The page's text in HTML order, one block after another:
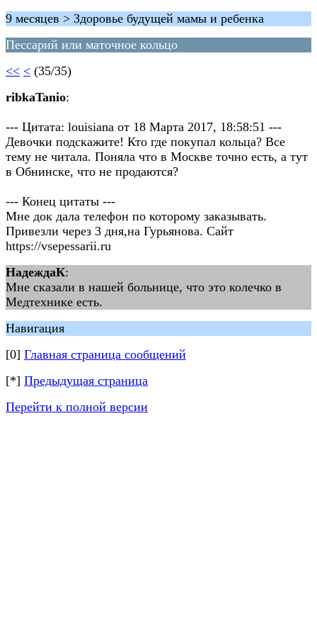
9 месяцев > Здоровье будущей мамы и ребенка
Пессарий или маточное кольцо
<< < (35/35)
ribkaTanio:
--- Цитата: louisiana от 18 Марта 2017, 18:58:51 ---
Девочки подскажите! Кто где покупал кольца? Все
тему не читала. Поняла что в Москве точно есть, а тут
в Обнинске, что не продаются?
--- Конец цитаты ---
Мне док дала телефон по которому заказывать.
Привезли через 3 дня,на Гурьянова. Сайт
https://vsepessarii.ru
НадеждаК:
Мне сказали в нашей больнице, что это колечко в
Медтехнике есть.
Навигация
[0] Главная страница сообщений
[*] Предыдущая страница
Перейти к полной версии